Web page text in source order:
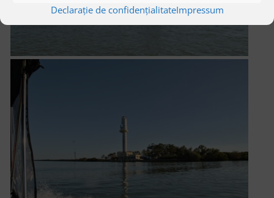
Declarație de confidențialitateImpressum